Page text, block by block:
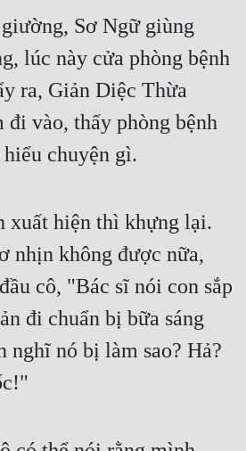
Sơ Ngữ giùng
lúc này cửa phòng bệnh
ra, Giản Diệc Thừa
đi vào, thấy phòng bệnh
chuyện gì.
xuất hiện thì khựng lại.
nhịn không được nữa,
cô, "Bác sĩ nói con sắp
đi chuẩn bị bữa sáng
nghĩ nó bị làm sao? Hả?